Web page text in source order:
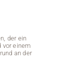
der ein
vor einem
an der